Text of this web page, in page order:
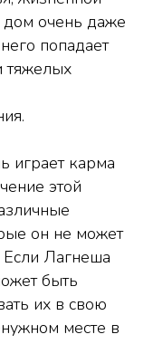
дом очень даже
попадает
тяжелых
играет карма
этой
он не может
Если Лагнеша
быть
их в свою
месте в